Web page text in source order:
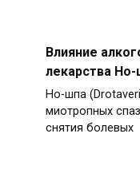
Влияние
лекарства
Но-шпа
миотропных
снятия болевых